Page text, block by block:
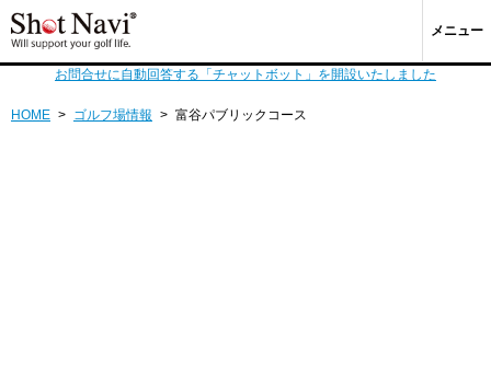
メニュー
お問合せに自動回答する「チャットボット」を開設いたしました
HOME > ゴルフ場情報 > 富谷パブリックコース